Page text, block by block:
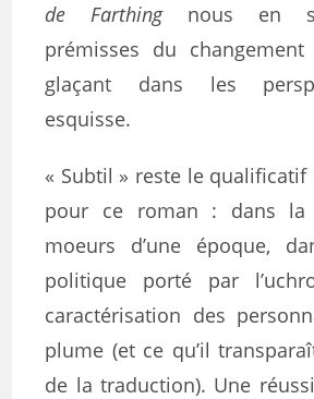
de Farthingnous en
prémisses du
glaçant dans les
esquisse.
« Subtil » reste le
pour ce roman : dans la
moeurs d’une époque,
politique porté par
caractérisation des
plume (et ce qu’il
de la traduction). Une